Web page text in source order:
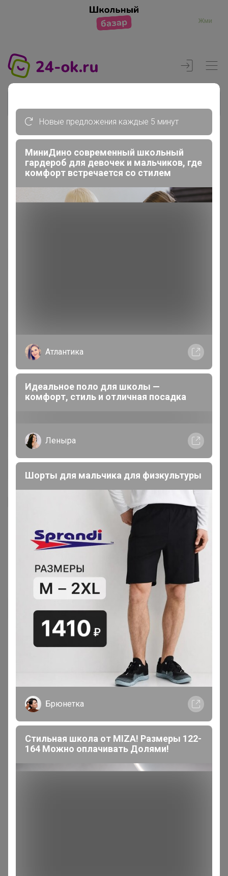
Жми
Регистрация
Я внимательно ознакомлен и полностью согласен
с условиями членства в клубе и правилами
вступления, изложенными в следующих
документах:Правила совместных закупок
Соглашение пользователя
,
Политика
конфиденциальности
Обработка персональных
данных.
Зарегистрироваться
Новые предложения каждые 5 минут
МиниДино современный школьный
гардероб для девочек и мальчиков, где
комфорт встречается со стилем
Атлантика
Идеальное поло для школы —
комфорт, стиль и отличная посадка
Леныра
Шорты для мальчика для физкультуры
Брюнетка
Стильная школа от MIZA! Размеры 122-
164 Можно оплачивать Долями!